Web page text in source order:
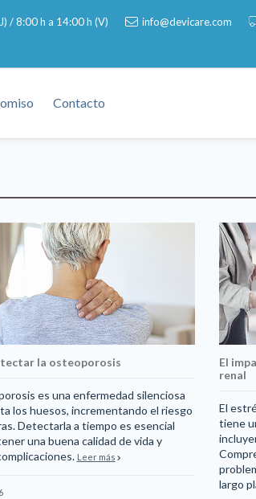
/ 8:00 h a 14:00 h (V) info@devicare.com
Contacto
la osteoporosis
es una enfermedad silenciosa
los huesos, incrementando el riesgo
Detectarla a tiempo es esencial
una buena calidad de vida y
Leer más
El
renal
El
tiene
largo